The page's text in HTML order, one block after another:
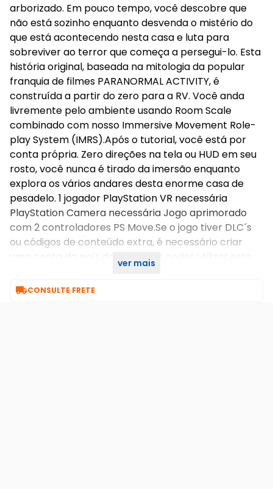
arborizado. Em pouco tempo, você descobre que
não está sozinho enquanto desvenda o mistério do
que está acontecendo nesta casa e luta para
sobreviver ao terror que começa a persegui-lo. Esta
história original, baseada na mitologia da popular
franquia de filmes PARANORMAL ACTIVITY, é
construída a partir do zero para a RV. Você anda
livremente pelo ambiente usando Room Scale
combinado com nosso Immersive Movement Role-
play System (IMRS).Após o tutorial, você está por
conta própria. Zero direções na tela ou HUD em seu
rosto, você nunca é tirado da imersão enquanto
explora os vários andares desta enorme casa de
pesadelo. 1 jogador PlayStation VR necessária
PlayStation Camera necessária Jogo aprimorado
com 2 controladores PS Move.Se o jogo tiver DLC´s
ou códigos de conteúdo extra, é necessário criar
uma conta do país do jogo para poder utilizar este
ver mais
CONSULTE FRETE